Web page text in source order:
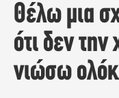
Θέλω μια
ότι δεν την
νιώσω